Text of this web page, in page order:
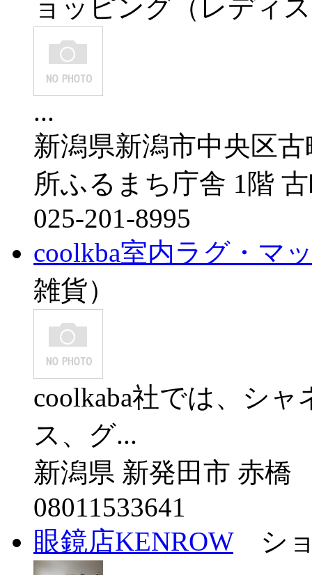
ョッピング（レディ
...
新潟県新潟市中央区
所ふるまち庁舎 1階
025-201-8995
coolkba室内ラグ・マ
雑貨）
coolkaba社では、シ
ス、グ...
新潟県 新発田市 赤橋
08011533641
眼鏡店KENROWショ